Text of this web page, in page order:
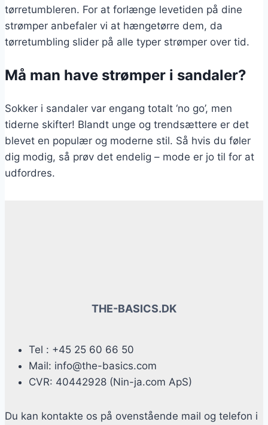
tørretumbleren. For at forlænge levetiden på dine
strømper anbefaler vi at hængetørre dem, da
tørretumbling slider på alle typer strømper over tid.
Må man have strømper i sandaler?
Sokker i sandaler var engang totalt ‘no go’, men
tiderne skifter! Blandt unge og trendsættere er det
blevet en populær og moderne stil. Så hvis du føler
dig modig, så prøv det endelig – mode er jo til for at
udfordres.
THE-BASICS.DK
Tel : +45 25 60 66 50
Mail: info@the-basics.com
CVR: 40442928 (Nin-ja.com ApS)
Du kan kontakte os på ovenstående mail og telefon i